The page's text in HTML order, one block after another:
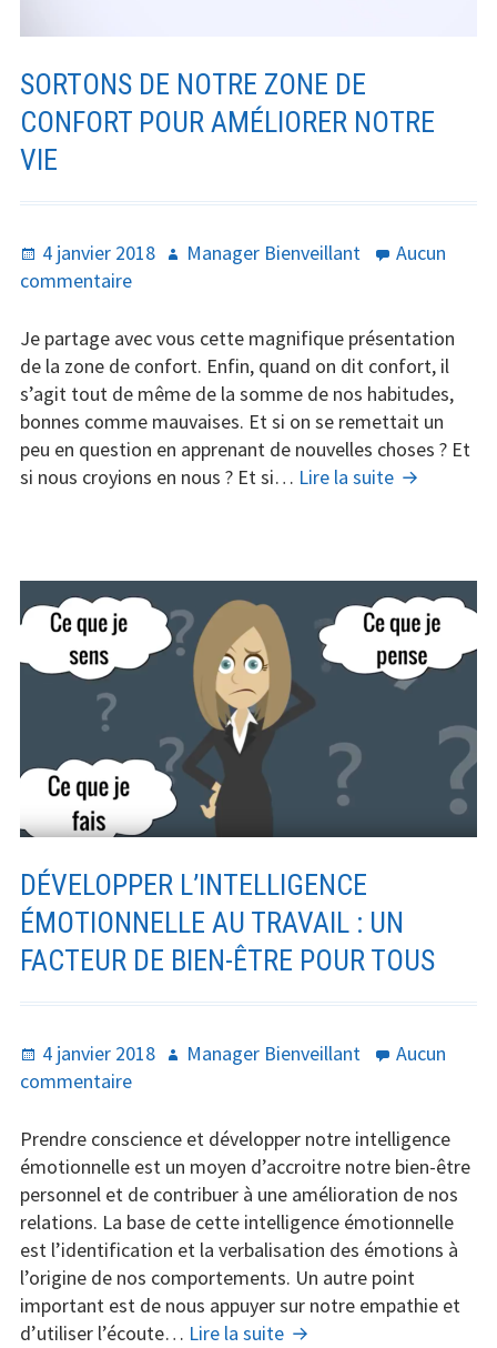
SORTONS DE NOTRE ZONE DE
CONFORT POUR AMÉLIORER NOTRE
VIE
Publié
le
4 janvier 2018 Auteur
Manager Bienveillant
Aucun
commentairesur
de
notre
zone
de
confort
pour
Je partage avec vous cette magnifique présentation
de la zone de confort. Enfin, quand on dit confort, il
s’agit tout de même de la somme de nos habitudes,
bonnes comme mauvaises. Et si on se remettait un
peu en question en apprenant de nouvelles choses ? Et
si nous croyions en nous ? Et si… Lire la suite Sortons
de
confort
pour
améliorer
notre
DÉVELOPPER L’INTELLIGENCE
ÉMOTIONNELLE AU TRAVAIL : UN
FACTEUR DE BIEN-ÊTRE POUR TOUS
Publié
le
4 janvier 2018 Auteur
Manager Bienveillant
Aucun
commentairesur
l’intelligence
émotionnelle
au
travail
:
un
facteur
de
Prendre conscience et développer notre intelligence
émotionnelle est un moyen d’accroitre notre bien-être
personnel et de contribuer à une amélioration de nos
relations. La base de cette intelligence émotionnelle
est l’identification et la verbalisation des émotions à
l’origine de nos comportements. Un autre point
important est de nous appuyer sur notre empathie et
d’utiliser l’écoute… Lire la suite Développer